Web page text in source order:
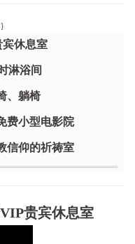
宾休息室
淋浴间
、躺椅
费小型电影院
信仰的祈祷室
贵宾休息室